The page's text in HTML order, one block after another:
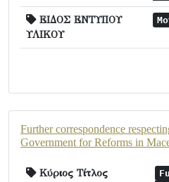
ΕΙΔΟΣ ΕΝΤΥΠΟΥ
ΥΛΙΚΟΥ
Further correspondence
Government for Reforms in
Κύριος Τίτλος